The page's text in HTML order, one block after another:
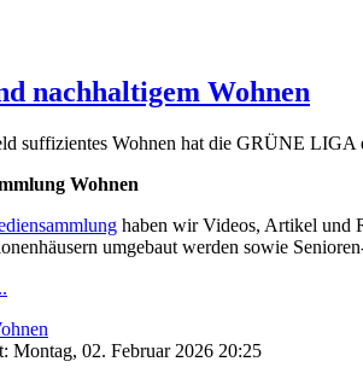
nachhaltigem Wohnen
suffizientes Wohnen hat die GRÜNE LIGA
Wohnen
haben wir Videos, Artikel und
umgebaut werden sowie
Montag, 02. Februar 2026 20:25